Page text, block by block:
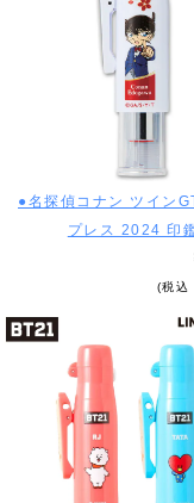
●名探偵コナン ツイン
プレス 2024 印
(税